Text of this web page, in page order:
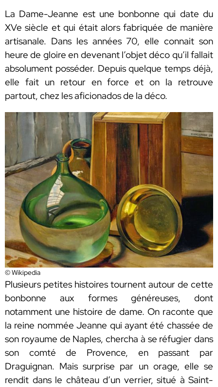
La Dame-Jeanne est une bonbonne qui date du
XVe siècle et qui était alors fabriquée de manière
artisanale. Dans les années 70, elle connait son
heure de gloire en devenant l’objet déco qu’il fallait
absolument posséder. Depuis quelque temps déjà,
elle fait un retour en force et on la retrouve
partout, chez les aficionados de la déco.
© Wikipedia
Plusieurs petites histoires tournent autour de cette
bonbonne aux formes généreuses, dont
notamment une histoire de dame. On raconte que
la reine nommée Jeanne qui ayant été chassée de
son royaume de Naples, chercha à se réfugier dans
son comté de Provence, en passant par
Draguignan. Mais surprise par un orage, elle se
rendit dans le château d’un verrier, situé à Saint-